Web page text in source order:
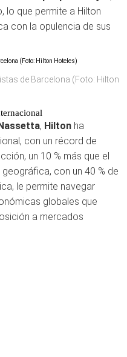
lo que permite a Hilton
con la opulencia de sus
de Barcelona (Foto: Hilton
, Hilton ha
con un récord de
un 10 % más que el
con un 40 % de
le permite navegar
globales que
a mercados